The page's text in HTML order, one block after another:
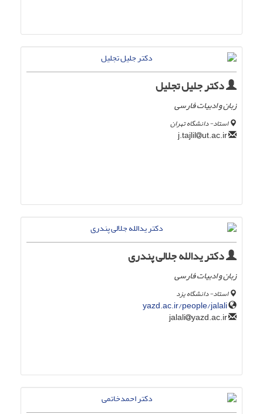
دکتر جلیل تجلیل
زبان و ادبیات فارسی
استاد- دانشگاه تهران
ut.ac.ir
دکتر یدالله جلالی پندری
زبان و ادبیات فارسی
استاد- دانشگاه یزد
yazd.ac.ir/people/jalali
yazd.ac.ir